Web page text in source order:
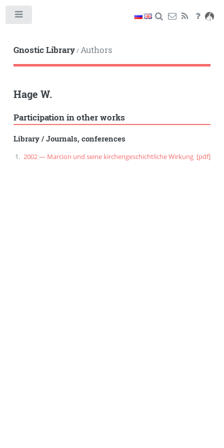
Gnostic Library/Authors
Hage W.
Participation in other works
Library/Journals, conferences
2002 — Marcion und seine kirchengeschichtliche Wirkung [pdf]